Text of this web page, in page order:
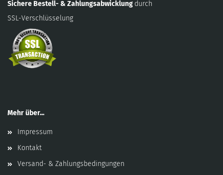
Sichere Bestell- & Zahlungsabwicklung durch
SSL-Verschlüsselung
Mehr über...
Impressum
Kontakt
Versand- & Zahlungsbedingungen